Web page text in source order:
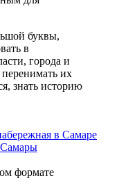
буквы,
в
города и
их
знать историю
в Самаре
формате